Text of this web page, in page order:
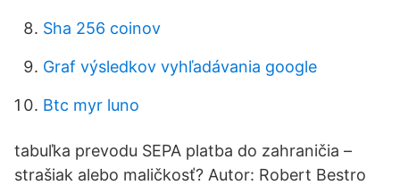
Sha 256 coinov
Graf výsledkov vyhľadávania google
Btc myr luno
tabuľka prevodu SEPA platba do zahraničia –
strašiak alebo maličkosť? Autor: Robert Bestro